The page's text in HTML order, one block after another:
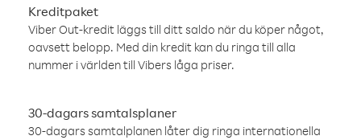
Kreditpaket
Viber Out-kredit läggs till ditt saldo när du köper något,
oavsett belopp. Med din kredit kan du ringa till alla
nummer i världen till Vibers låga priser.
30-dagars samtalsplaner
30-dagars samtalplanen låter dig ringa internationella